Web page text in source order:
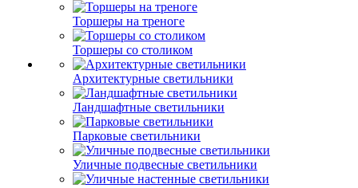
Торшеры на треноге
Торшеры со столиком
Архитектурные светильники
Ландшафтные светильники
Парковые светильники
Уличные подвесные светильники